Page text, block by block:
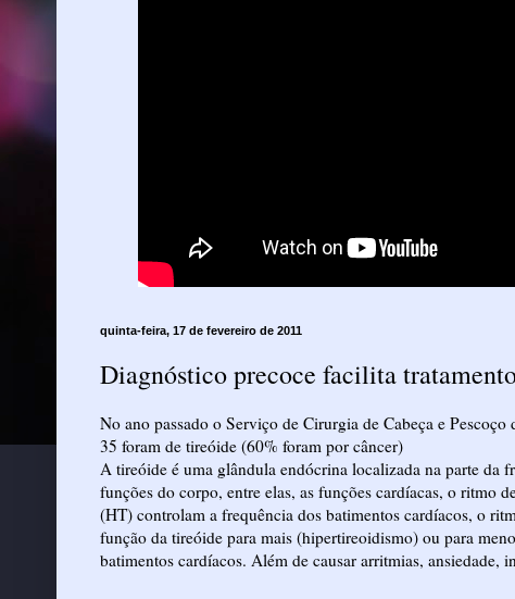
quinta-feira, 17 de fevereiro de 2011
Diagnóstico precoce facilita
No ano passado o Serviço de Cirurgia de Cabeça e
35 foram de tireóide (60% foram por câncer)
A tireóide é uma glândula endócrina localizada na parte da
funções do corpo, entre elas, as funções cardíacas, o ritmo
(HT) controlam a frequência dos batimentos cardíacos, o
função da tireóide para mais (hipertireoidismo) ou para
batimentos cardíacos. Além de causar arritmias, ansiedade,